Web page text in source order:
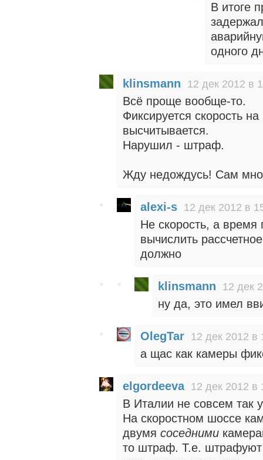
В итоге
одного
klinsmann 12 дек 2012 в
Всё проще вообще-то.
Фиксируется скорость
высчитывается.
Нарушил - штраф.
Жду недождусь! Сам
alexi-s 12 дек 2012 в
Не скорость, а
вычислить
должно
klinsmann 12 дек
ну да, это имел
OlegTar 12 дек 2012 в
а щас как камеры
elgordeeva 12 дек 2012 в
В Италии не совсем так
На скоростном шоссе
двумя соседними
то штраф. Т.е. штрафуют